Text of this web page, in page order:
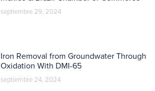
septiembre 29, 2024
Iron Removal from Groundwater Through
Oxidation With DMI-65
septiembre 24, 2024